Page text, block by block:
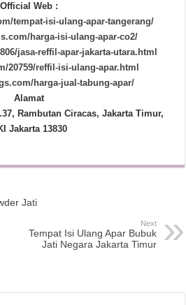
Official Web :
tempat-isi-ulang-apar-tangerang/
harga-isi-ulang-apar-co2/
jasa-reffil-apar-jakarta-utara.html
20759/reffil-isi-ulang-apar.html
harga-jual-tabung-apar/
Alamat
Rambutan Ciracas, Jakarta Timur,
Jakarta 13830
Jati
Next
Tempat Isi Ulang Apar Bubuk
Jati Negara Jakarta Timur